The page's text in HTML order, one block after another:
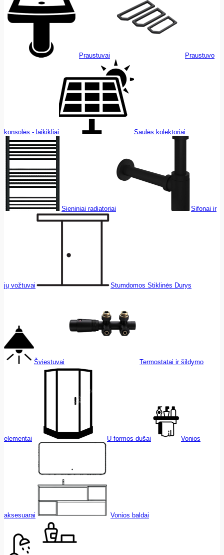
Praustuvai Praustuvo
konsolės - laikikliai Saulės kolektoriai
Sieniniai radiatoriai Sifonai ir
jų vožtuvai Stumdomos Stiklinės Durys
Šviestuvai Termostatai ir šildymo
elementai U formos dušai Vonios
aksesuarai Vonios baldai